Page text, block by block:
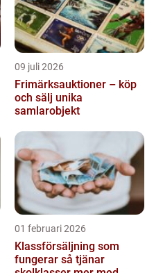
09 juli 2026
Frimärksauktioner – köp
och sälj unika
samlarobjekt
01 februari 2026
Klassförsäljning som
fungerar så tjänar